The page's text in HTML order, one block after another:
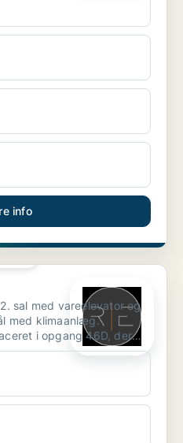
info
sal med vareelevator og
med klimaanlæg.
i opgang 46D, der